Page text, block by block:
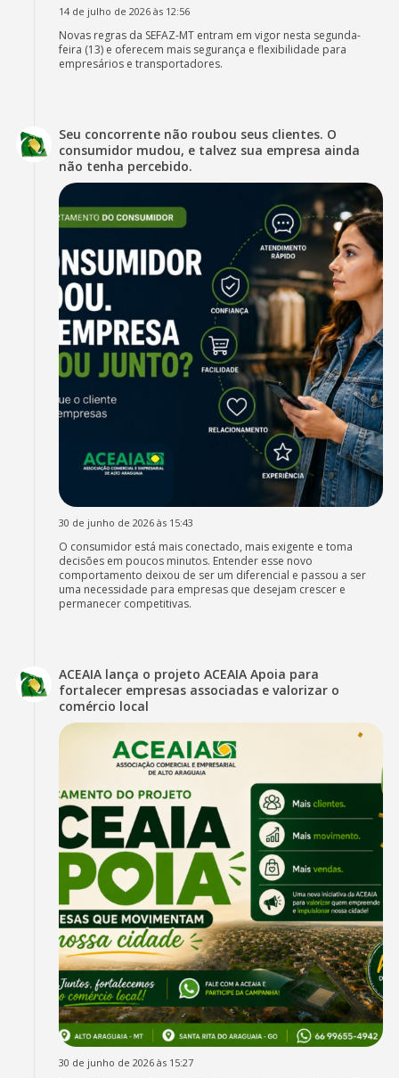
14 de julho de 2026 às 12:56
Novas regras da SEFAZ-MT entram em vigor nesta segunda-
feira (13) e oferecem mais segurança e flexibilidade para
empresários e transportadores.
Seu concorrente não roubou seus clientes. O
consumidor mudou, e talvez sua empresa ainda
não tenha percebido.
30 de junho de 2026 às 15:43
O consumidor está mais conectado, mais exigente e toma
decisões em poucos minutos. Entender esse novo
comportamento deixou de ser um diferencial e passou a ser
uma necessidade para empresas que desejam crescer e
permanecer competitivas.
ACEAIA lança o projeto ACEAIA Apoia para
fortalecer empresas associadas e valorizar o
comércio local
30 de junho de 2026 às 15:27